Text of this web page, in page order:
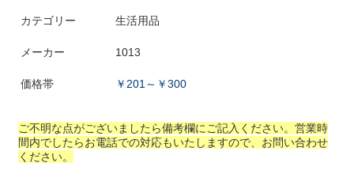
カテゴリー 生活用品
メーカー 1013
価格帯 ￥201～￥300
ご不明な点がございましたら備考欄にご記入ください。営業時
間内でしたらお電話での対応もいたしますので、お問い合わせ
ください。